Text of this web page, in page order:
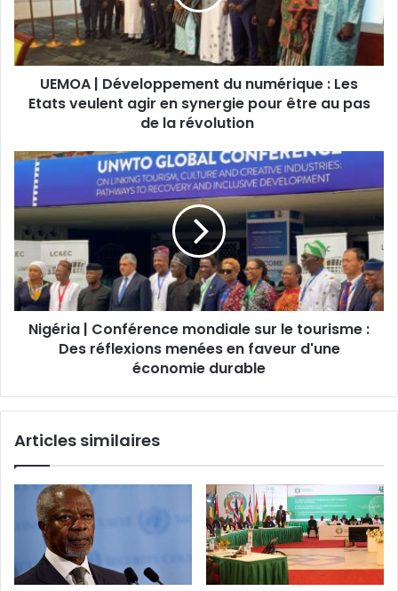
UEMOA | Développement du numérique : Les
Etats veulent agir en synergie pour être au pas
de la révolution
Nigéria | Conférence mondiale sur le tourisme :
Des réflexions menées en faveur d'une
économie durable
Articles similaires